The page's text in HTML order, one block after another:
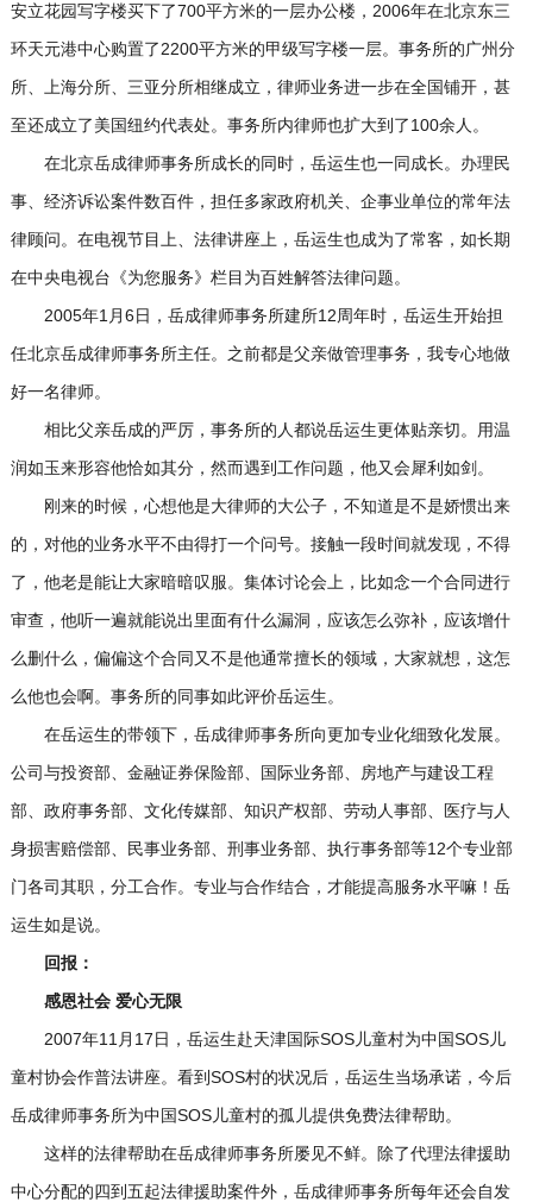
安立花园写字楼买下了700平方米的一层办公楼，2006年在北京东三
环天元港中心购置了2200平方米的甲级写字楼一层。事务所的广州分
所、上海分所、三亚分所相继成立，律师业务进一步在全国铺开，甚
至还成立了美国纽约代表处。事务所内律师也扩大到了100余人。
在北京岳成律师事务所成长的同时，岳运生也一同成长。办理民
事、经济诉讼案件数百件，担任多家政府机关、企事业单位的常年法
律顾问。在电视节目上、法律讲座上，岳运生也成为了常客，如长期
在中央电视台《为您服务》栏目为百姓解答法律问题。
2005年1月6日，岳成律师事务所建所12周年时，岳运生开始担
任北京岳成律师事务所主任。之前都是父亲做管理事务，我专心地做
好一名律师。
相比父亲岳成的严厉，事务所的人都说岳运生更体贴亲切。用温
润如玉来形容他恰如其分，然而遇到工作问题，他又会犀利如剑。
刚来的时候，心想他是大律师的大公子，不知道是不是娇惯出来
的，对他的业务水平不由得打一个问号。接触一段时间就发现，不得
了，他老是能让大家暗暗叹服。集体讨论会上，比如念一个合同进行
审查，他听一遍就能说出里面有什么漏洞，应该怎么弥补，应该增什
么删什么，偏偏这个合同又不是他通常擅长的领域，大家就想，这怎
么他也会啊。事务所的同事如此评价岳运生。
在岳运生的带领下，岳成律师事务所向更加专业化细致化发展。
公司与投资部、金融证券保险部、国际业务部、房地产与建设工程
部、政府事务部、文化传媒部、知识产权部、劳动人事部、医疗与人
身损害赔偿部、民事业务部、刑事业务部、执行事务部等12个专业部
门各司其职，分工合作。专业与合作结合，才能提高服务水平嘛！岳
运生如是说。
回报：
感恩社会 爱心无限
2007年11月17日，岳运生赴天津国际SOS儿童村为中国SOS儿
童村协会作普法讲座。看到SOS村的状况后，岳运生当场承诺，今后
岳成律师事务所为中国SOS儿童村的孤儿提供免费法律帮助。
这样的法律帮助在岳成律师事务所屡见不鲜。除了代理法律援助
中心分配的四到五起法律援助案件外，岳成律师事务所每年还会自发